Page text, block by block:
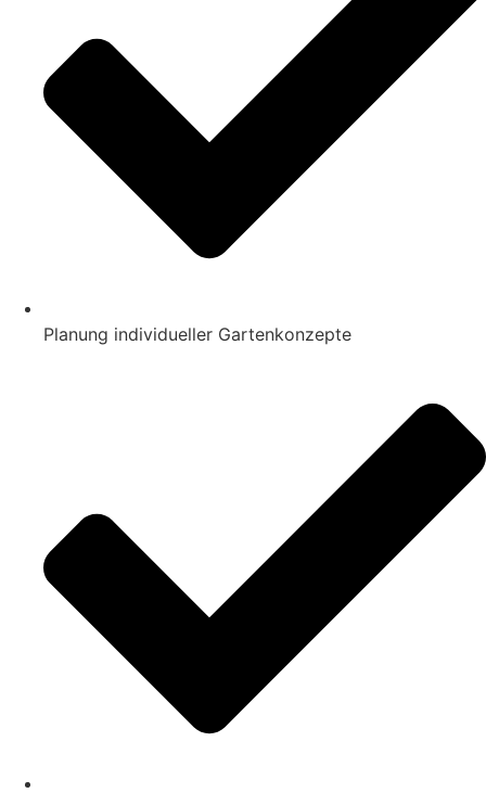
Planung individueller Gartenkonzepte